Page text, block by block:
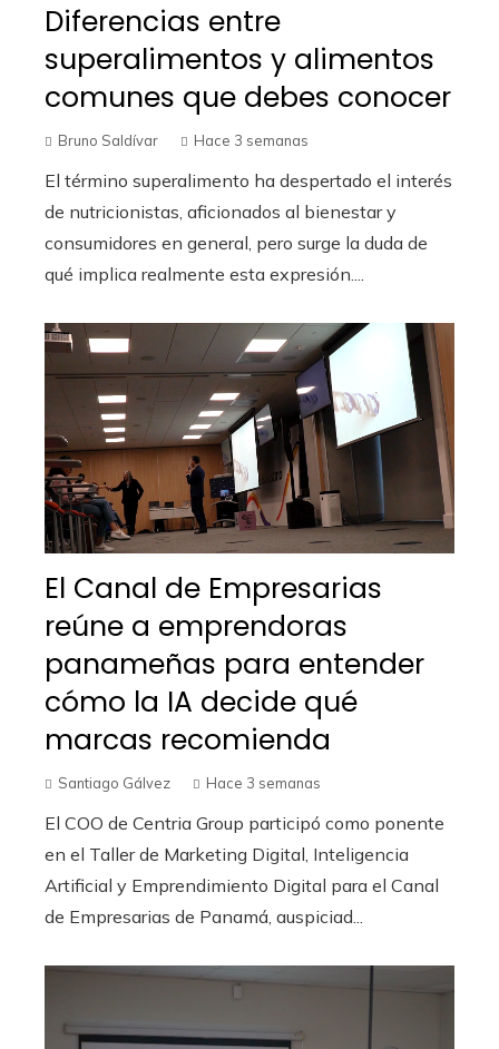
Diferencias entre
superalimentos y alimentos
comunes que debes conocer
Bruno Saldívar Hace 3 semanas
El término superalimento ha despertado el interés
de nutricionistas, aficionados al bienestar y
consumidores en general, pero surge la duda de
qué implica realmente esta expresión....
El Canal de Empresarias
reúne a emprendoras
panameñas para entender
cómo la IA decide qué
marcas recomienda
Santiago Gálvez Hace 3 semanas
El COO de Centria Group participó como ponente
en el Taller de Marketing Digital, Inteligencia
Artificial y Emprendimiento Digital para el Canal
de Empresarias de Panamá, auspiciad...